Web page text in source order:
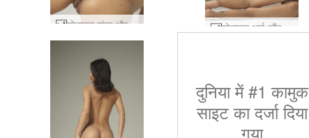
योलान्डा सुंदर और नंगी #50
दुनिया में #1 कामुक
साइट का दर्जा दिया
गया